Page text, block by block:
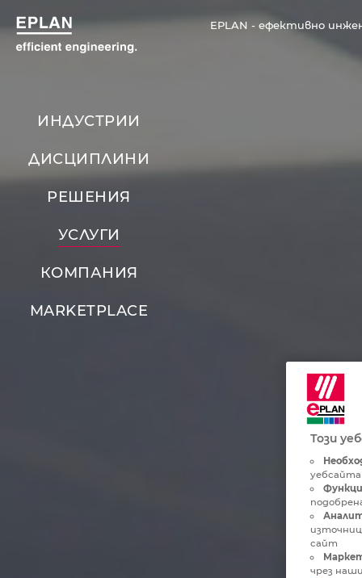
EPLAN - ефективно
ИНДУСТРИИ
ДИСЦИПЛИНИ
РЕШЕНИЯ
УСЛУГИ
КОМПАНИЯ
MARKETPLACE
Този
сайт
чрез